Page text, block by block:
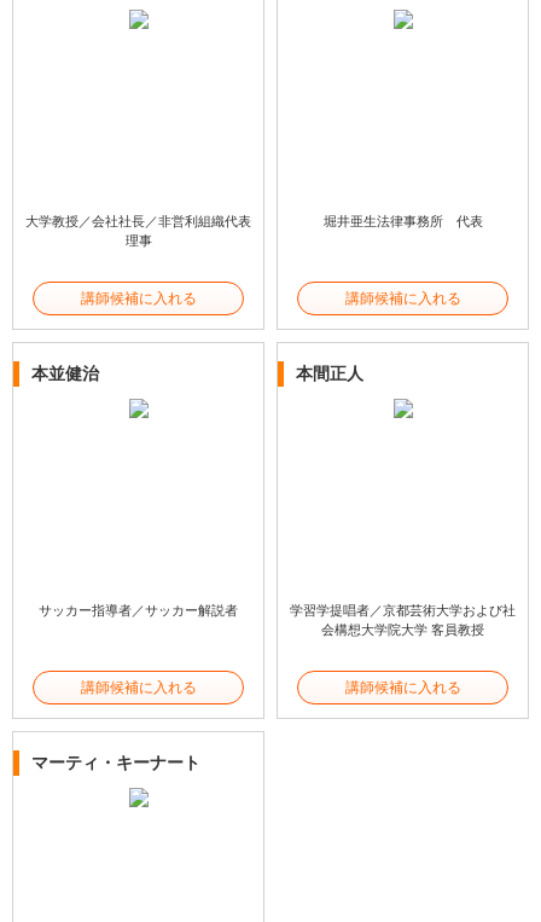
大学教授／会社社長／非営利組織代表
理事
講師候補に入れる
堀井亜生法律事務所 代表
講師候補に入れる
本並健治
サッカー指導者／サッカー解説者
講師候補に入れる
本間正人
学習学提唱者／京都芸術大学および社
会構想大学院大学 客員教授
講師候補に入れる
マーティ・キーナート